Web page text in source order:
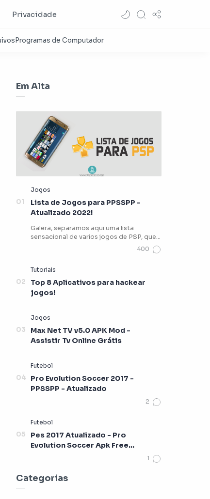
Privacidade
Em Alta
Lista de Jogos para PPSSPP -
Atualizado 2022!
Galera, separamos aqui uma lista
sensacional de varios jogos de PSP, que
Top 8 Aplicativos para hackear
jogos!
Max Net TV v5.0 APK Mod -
Assistir Tv Online Grátis
Pro Evolution Soccer 2017 -
PPSSPP - Atualizado
Pes 2017 Atualizado - Pro
Evolution Soccer Apk Free
Categorias